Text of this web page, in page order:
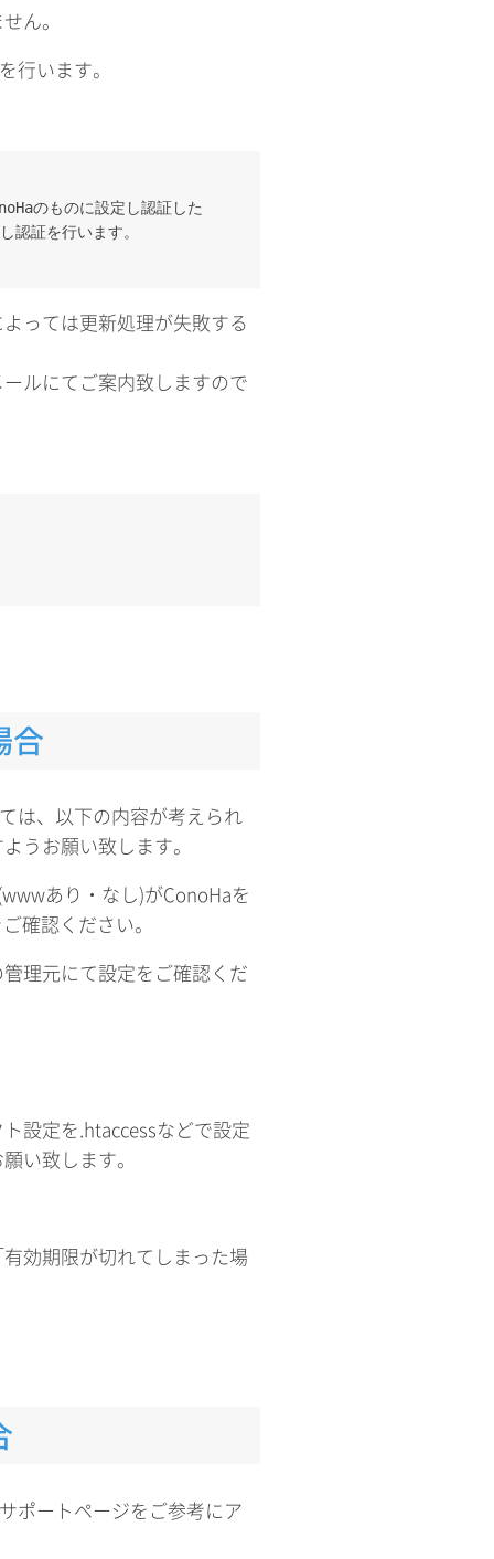
ん。
行います。
のものに設定し認証した
認証を行います。
っては更新処理が失敗する
ルにてご案内致しますので
合
は、以下の内容が考えられ
うお願い致します。
あり・なし)がConoHaを
確認ください。
理元にて設定をご確認くだ
設定を.htaccessなどで設定
い致します。
効期限が切れてしまった場
ポートページをご参考にア